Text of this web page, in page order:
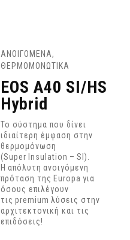
ΑΝΟΙΓΟΜΕΝΑ,
ΘΕΡΜΟΜΟΝΩΤΙΚΑ
EOS A40 SI/HS
Hybrid
Το σύστημα που δίνει
ιδιαίτερη έμφαση στην
θερμομόνωση
(Super Insulation – SI).
Η απόλυτη ανοιγόμενη
πρόταση της Europa για
όσους επιλέγουν
τις premium λύσεις στην
αρχιτεκτονική και τις
επιδόσεις!